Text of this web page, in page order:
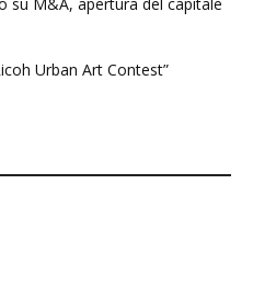
Urban Art Contest”